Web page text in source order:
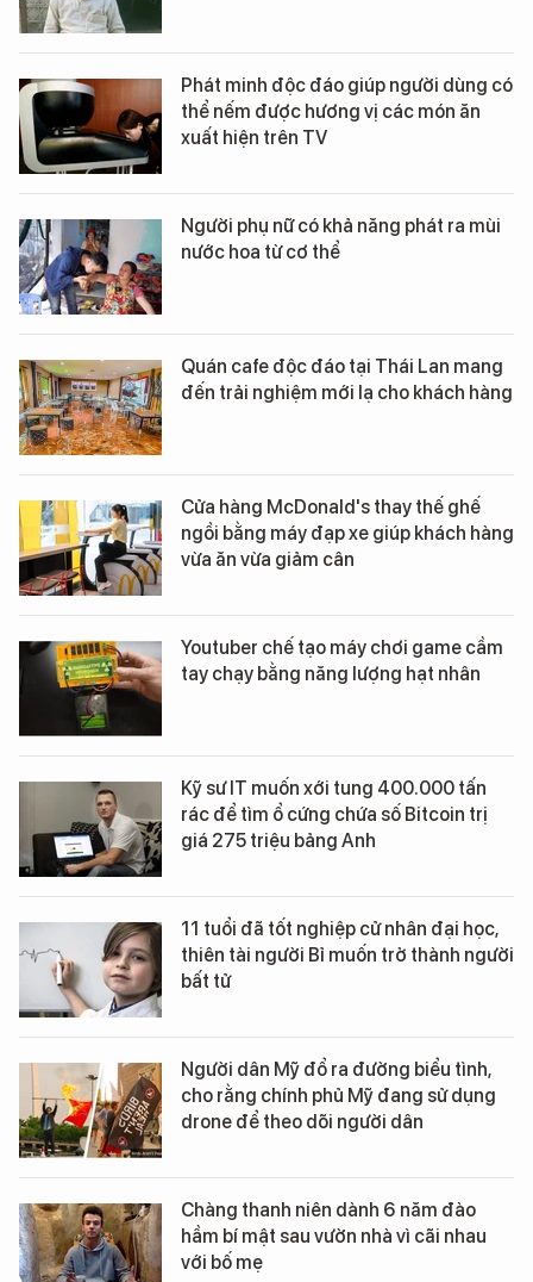
Phát minh độc đáo giúp người dùng có
thể nếm được hương vị các món ăn
xuất hiện trên TV
Người phụ nữ có khả năng phát ra mùi
nước hoa từ cơ thể
Quán cafe độc đáo tại Thái Lan mang
đến trải nghiệm mới lạ cho khách hàng
Cửa hàng McDonald's thay thế ghế
ngồi bằng máy đạp xe giúp khách hàng
vừa ăn vừa giảm cân
Youtuber chế tạo máy chơi game cầm
tay chạy bằng năng lượng hạt nhân
Kỹ sư IT muốn xới tung 400.000 tấn
rác để tìm ổ cứng chứa số Bitcoin trị
giá 275 triệu bảng Anh
11 tuổi đã tốt nghiệp cử nhân đại học,
thiên tài người Bỉ muốn trở thành người
bất tử
Người dân Mỹ đổ ra đường biểu tình,
cho rằng chính phủ Mỹ đang sử dụng
drone để theo dõi người dân
Chàng thanh niên dành 6 năm đào
hầm bí mật sau vườn nhà vì cãi nhau
với bố mẹ